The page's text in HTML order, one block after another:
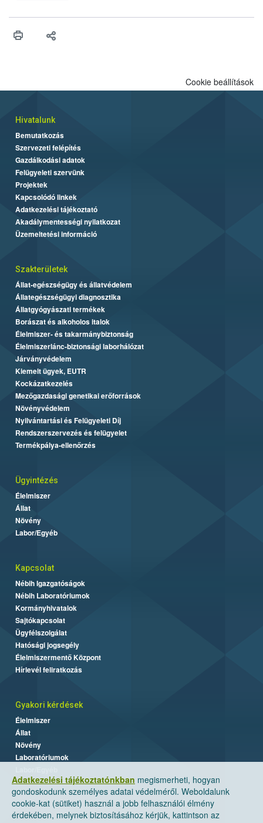
higiéniai szabályok betartása, a megfelelő hőkezelés, valamint a
biztonsági Hivatal (Nébih) Oktatási Programja összegyűjtötte a
Adatkezelési tájékoztatónkban megismerheti, hogyan
gondoskodunk személyes adatai védelméről. Weboldalunk
cookie-kat (sütiket) használ a jobb felhasználói élmény
érdekében, melynek biztosításához kérjük, kattintson az
Cookie beállítások
Hivatalunk
Bemutatkozás
Szervezeti felépítés
Gazdálkodási adatok
Felügyeleti szervünk
Projektek
Kapcsolódó linkek
Adatkezelési tájékoztató
Akadálymentességi nyilatkozat
Üzemeltetési információ
Szakterületek
Állat-egészségügy és állatvédelem
Állategészségügyi diagnosztika
Állatgyógyászati termékek
Borászat és alkoholos italok
Élelmiszer- és takarmánybiztonság
Élelmiszerlánc-biztonsági laborhálózat
Járványvédelem
Kiemelt ügyek, EUTR
Kockázatkezelés
Mezőgazdasági genetikai erőforrások
Növényvédelem
Nyilvántartási és Felügyeleti Díj
Rendszerszervezés és felügyelet
Termékpálya-ellenőrzés
Ügyintézés
Élelmiszer
Állat
Növény
Labor/Egyéb
Kapcsolat
Nébih Igazgatóságok
Nébih Laboratóriumok
Kormányhivatalok
Sajtókapcsolat
Ügyfélszolgálat
Hatósági jogsegély
Élelmiszermentő Központ
Hírlevél feliratkozás
Gyakori kérdések
Élelmiszer
Állat
Növény
Laboratóriumok